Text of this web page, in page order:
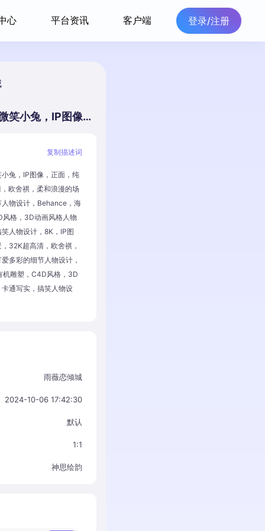
心 平台资讯 客户端 登录/注册
柔软可爱的毛绒微笑小兔，IP图像，正面，纯色背景，32K超高清，欧舍祺，柔和浪漫的场景，可爱多彩的细节人物设计，Behance，海派，有机雕塑，C4D风格，3D动画风格人物设计，卡通写实，搞笑人物设计，8K，IP图像，正面，纯色背景，32K超高清，欧舍祺，柔和浪漫的场景，可爱多彩的细节人物设计，Behance，海派，有机雕塑，C4D风格，3D动画风格人物设计，卡通写实，搞笑人物设计，8K，最高画
复制描述词
兔，IP图像，正面，纯
欧舍祺，柔和浪漫的场
物设计，Behance，海
格，3D动画风格人物
人物设计，8K，IP图
32K超高清，欧舍祺，
多彩的细节人物设计，
机雕塑，C4D风格，3D
通写实，搞笑人物设
雨薇恋倾城
2024-10-06 17:42:30
默认
1:1
神思绘韵